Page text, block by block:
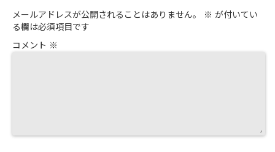
メールアドレスが公開されることはありません。 ※ が付いてい
る欄は必須項目です
コメント ※